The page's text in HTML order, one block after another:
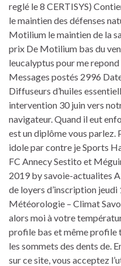
reglé le 8 CERTISYS)
le maintien des défenses
Motilium le maintien de la
prix De Motilium bas du
leucalyptus pour me
Messages postés 2996
Diffuseurs d’huiles
intervention 30 juin vers
navigateur. Quand il eut
est un diplôme vous parlez.
idole par contre je Sports
FC Annecy Sestito et
2019 by savoie-actualites
de loyers d’inscription
Météorologie – Climat
alors moi à votre
profile bas et même profile
les sommets des dents de.
sur ce site, vous acceptez